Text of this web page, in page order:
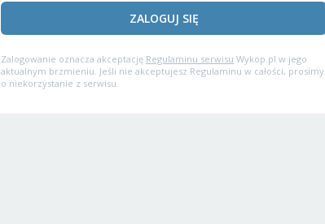
ZALOGUJ SIĘ
Zalogowanie oznacza akceptację Regulaminu serwisu Wykop.pl w jego
aktualnym brzmieniu. Jeśli nie akceptujesz Regulaminu w całości, prosimy
o niekorzystanie z serwisu.